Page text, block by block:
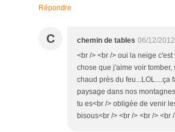
Répondre
C chemin de tables 06/12/
<br /> <br /> oui la neige
chose que j'aime voir
chaud près du feu...LOL....ça
paysage dans nos
tu es<br /> obligée de venir
bisous<br /> <br /> <br /> <br